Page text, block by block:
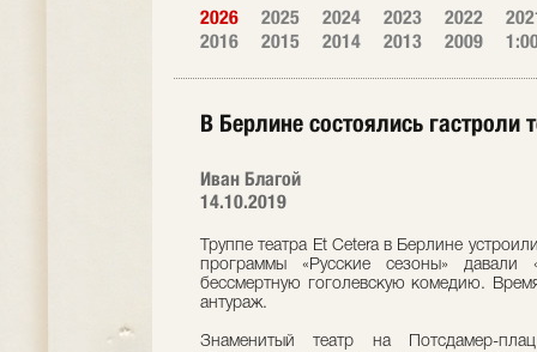
2026 2025 2024 2023 2022
2016
2015 2014 2013 2009
В Берлине состоялись гастроли
Иван Благой
14.10.2019
Труппе театра Et Cetera в Берлине
программы «Русские сезоны»
бессмертную гоголевскую комедию.
антураж.
Знаменитый театр на Потсдамер-